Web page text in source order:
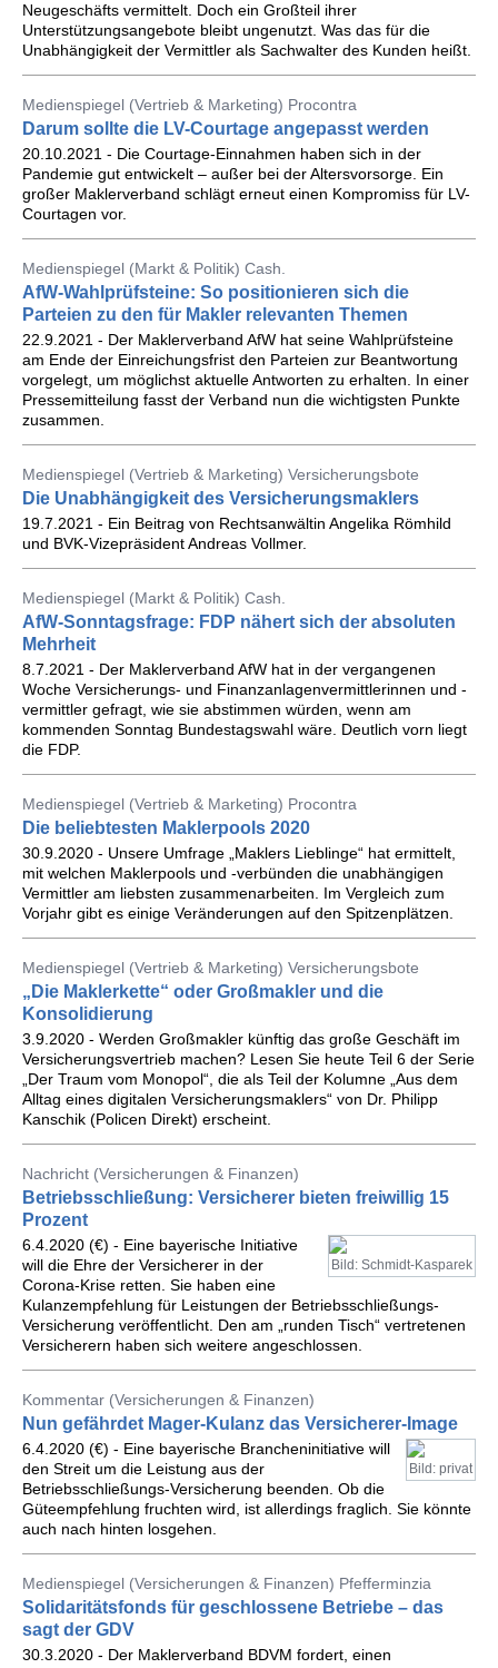
Neugeschäfts vermittelt. Doch ein Großteil ihrer
Unterstützungsangebote bleibt ungenutzt. Was das für die
Unabhängigkeit der Vermittler als Sachwalter des Kunden heißt.
Medienspiegel (Vertrieb & Marketing) Procontra
Darum sollte die LV-Courtage angepasst werden
20.10.2021 - Die Courtage-Einnahmen haben sich in der
Pandemie gut entwickelt – außer bei der Altersvorsorge. Ein
großer Maklerverband schlägt erneut einen Kompromiss für LV-
Courtagen vor.
Medienspiegel (Markt & Politik) Cash.
AfW-Wahlprüfsteine: So positionieren sich die
Parteien zu den für Makler relevanten Themen
22.9.2021 - Der Maklerverband AfW hat seine Wahlprüfsteine
am Ende der Einreichungsfrist den Parteien zur Beantwortung
vorgelegt, um möglichst aktuelle Antworten zu erhalten. In einer
Pressemitteilung fasst der Verband nun die wichtigsten Punkte
zusammen.
Medienspiegel (Vertrieb & Marketing) Versicherungsbote
Die Unabhängigkeit des Versicherungsmaklers
19.7.2021 - Ein Beitrag von Rechtsanwältin Angelika Römhild
und BVK-Vizepräsident Andreas Vollmer.
Medienspiegel (Markt & Politik) Cash.
AfW-Sonntagsfrage: FDP nähert sich der absoluten
Mehrheit
8.7.2021 - Der Maklerverband AfW hat in der vergangenen
Woche Versicherungs- und Finanzanlagenvermittlerinnen und -
vermittler gefragt, wie sie abstimmen würden, wenn am
kommenden Sonntag Bundestagswahl wäre. Deutlich vorn liegt
die FDP.
Medienspiegel (Vertrieb & Marketing) Procontra
Die beliebtesten Maklerpools 2020
30.9.2020 - Unsere Umfrage „Maklers Lieblinge“ hat ermittelt,
mit welchen Maklerpools und -verbünden die unabhängigen
Vermittler am liebsten zusammenarbeiten. Im Vergleich zum
Vorjahr gibt es einige Veränderungen auf den Spitzenplätzen.
Medienspiegel (Vertrieb & Marketing) Versicherungsbote
„Die Maklerkette“ oder Großmakler und die
Konsolidierung
3.9.2020 - Werden Großmakler künftig das große Geschäft im
Versicherungsvertrieb machen? Lesen Sie heute Teil 6 der Serie
„Der Traum vom Monopol“, die als Teil der Kolumne „Aus dem
Alltag eines digitalen Versicherungsmaklers“ von Dr. Philipp
Kanschik (Policen Direkt) erscheint.
Nachricht (Versicherungen & Finanzen)
Betriebsschließung: Versicherer bieten freiwillig 15
Prozent
Bild: Schmidt-Kasparek
6.4.2020 (€) - Eine bayerische Initiative
will die Ehre der Versicherer in der
Corona-Krise retten. Sie haben eine
Kulanzempfehlung für Leistungen der Betriebsschließungs-
Versicherung veröffentlicht. Den am „runden Tisch“ vertretenen
Versicherern haben sich weitere angeschlossen.
Kommentar (Versicherungen & Finanzen)
Nun gefährdet Mager-Kulanz das Versicherer-Image
Bild: privat
6.4.2020 (€) - Eine bayerische Brancheninitiative will
den Streit um die Leistung aus der
Betriebsschließungs-Versicherung beenden. Ob die
Güteempfehlung fruchten wird, ist allerdings fraglich. Sie könnte
auch nach hinten losgehen.
Medienspiegel (Versicherungen & Finanzen) Pfefferminzia
Solidaritätsfonds für geschlossene Betriebe – das
sagt der GDV
30.3.2020 - Der Maklerverband BDVM fordert, einen